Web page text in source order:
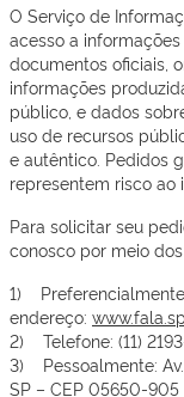
O Serviço de
acesso a
documentos oficiais,
informações
público, e dados
uso de recursos
e autêntico. Pedidos
representem risco ao
Para solicitar seu
conosco por meio
1) Preferencialmente
endereço:
2) Telefone: (11)
3) Pessoalmente:
SP – CEP 05650-905